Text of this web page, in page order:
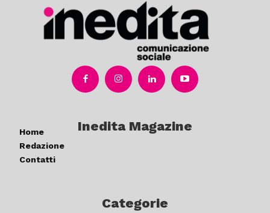
Inedita Magazine
Home
Redazione
Contatti
Categorie